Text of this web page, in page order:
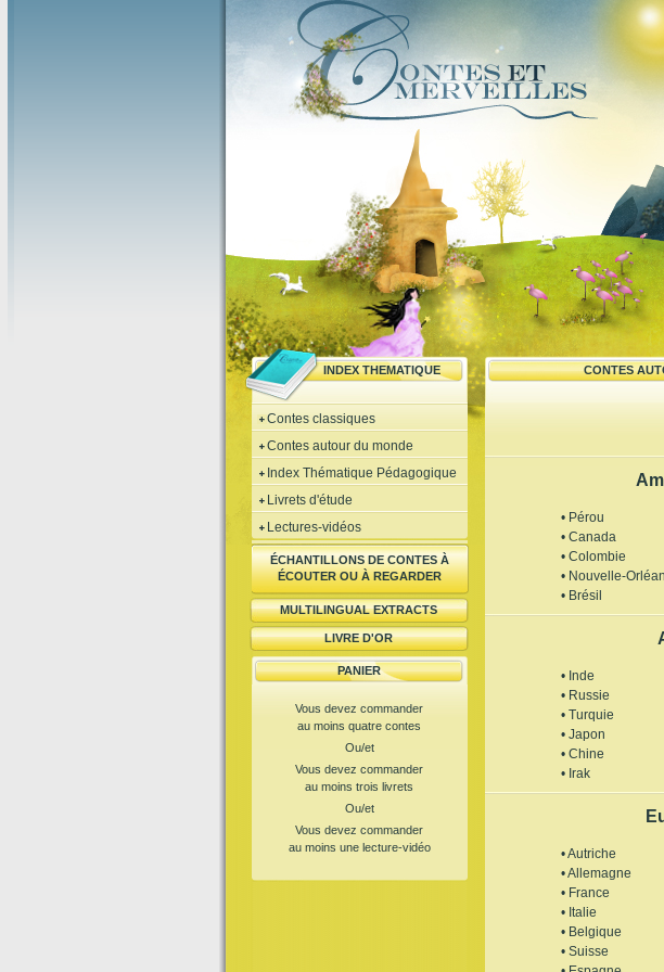
INDEX THEMATIQUE CONTES
Contes classiques
Contes autour du monde
Index Thématique Pédagogique
Livrets d'étude
Lectures-vidéos
ÉCHANTILLONS DE CONTES À
ÉCOUTER OU À REGARDER
MULTILINGUAL EXTRACTS
LIVRE D'OR
PANIER
Vous devez commander
au moins quatre contes
Ou/et
Vous devez commander
au moins trois livrets
Ou/et
Vous devez commander
au moins une lecture-vidéo
• Pérou
• Canada
• Colombie
• Nouvelle-
• Brésil
• Inde
• Russie
• Turquie
• Japon
• Chine
• Irak
• Autriche
• Allemagne
• France
• Italie
• Belgique
• Suisse